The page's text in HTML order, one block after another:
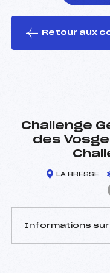
le ski
Retour aux
Challenge
des
LA BRESSE
Informations sur